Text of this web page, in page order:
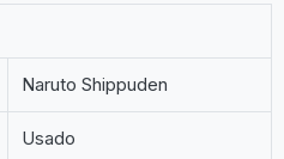
Naruto Shippuden
Usado